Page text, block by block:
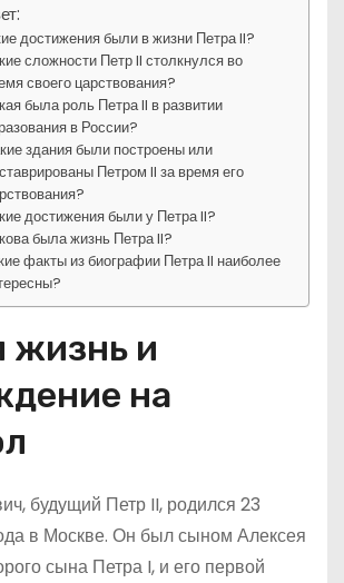
достижения были в жизни Петра II?
сложности Петр II столкнулся во
своего царствования?
была роль Петра II в развитии
в России?
здания были построены или
Петром II за время его
достижения были у Петра II?
была жизнь Петра II?
факты из биографии Петра II наиболее
жизнь и
на
будущий Петр II, родился 23
в Москве. Он был сыном Алексея
сына Петра I, и его первой